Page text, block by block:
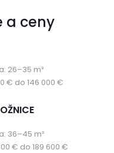
a ceny
26–35 m²
€ do 146 000 €
36–45 m²
€ do 189 600 €